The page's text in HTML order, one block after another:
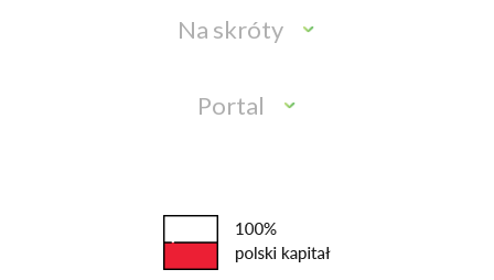
Na skróty
Portal